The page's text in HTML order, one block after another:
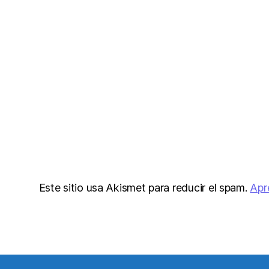
Este sitio usa Akismet para reducir el spam.